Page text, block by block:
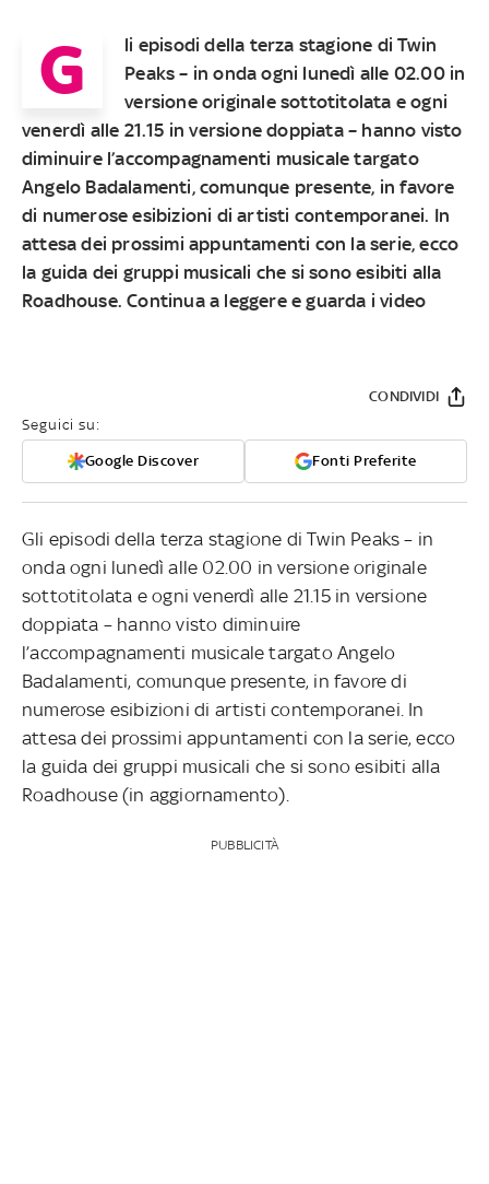
G
li episodi della terza stagione di Twin
Peaks – in onda ogni lunedì alle 02.00 in
versione originale sottotitolata e ogni
venerdì alle 21.15 in versione doppiata – hanno visto
diminuire l’accompagnamenti musicale targato
Angelo Badalamenti, comunque presente, in favore
di numerose esibizioni di artisti contemporanei. In
attesa dei prossimi appuntamenti con la serie, ecco
la guida dei gruppi musicali che si sono esibiti alla
Roadhouse. Continua a leggere e guarda i video
Seguici su:
Google Discover Fonti Preferite
CONDIVIDI
Gli episodi della terza stagione di Twin Peaks – in
onda ogni lunedì alle 02.00 in versione originale
sottotitolata e ogni venerdì alle 21.15 in versione
doppiata – hanno visto diminuire
l’accompagnamenti musicale targato Angelo
Badalamenti, comunque presente, in favore di
numerose esibizioni di artisti contemporanei. In
attesa dei prossimi appuntamenti con la serie, ecco
la guida dei gruppi musicali che si sono esibiti alla
Roadhouse (in aggiornamento).
PUBBLICITÀ